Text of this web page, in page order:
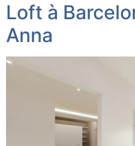
Loft à
Anna